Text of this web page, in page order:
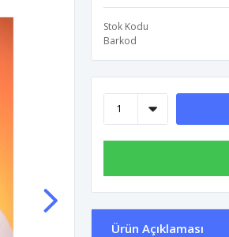
Stok Kodu
Barkod
Ürün Açıklaması